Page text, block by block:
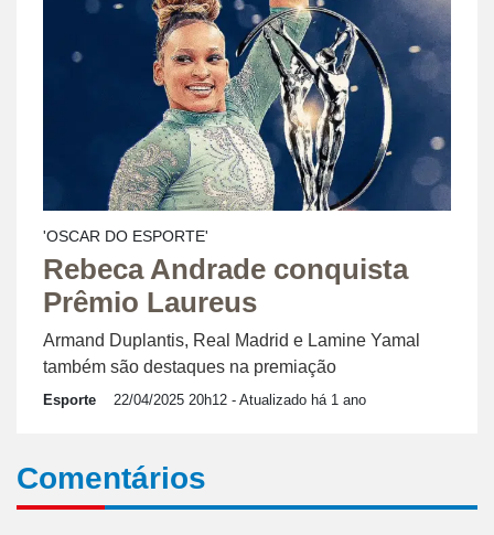
'OSCAR DO ESPORTE'
Rebeca Andrade conquista
Prêmio Laureus
Armand Duplantis, Real Madrid e Lamine Yamal
também são destaques na premiação
Esporte 22/04/2025 20h12 - Atualizado há 1 ano
Comentários